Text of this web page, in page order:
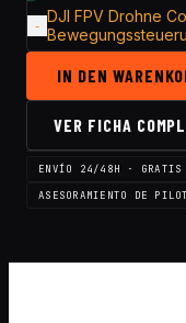
DJI FPV Drohne
IN DEN
VER FICHA
ENVÍO 24/48H · GRATIS
ASESORAMIENTO DE